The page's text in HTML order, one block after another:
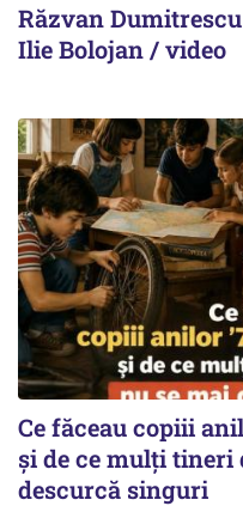
Răzvan
Ilie Bolojan / video
Ce făceau copiii
și de ce mulți tineri
descurcă singuri